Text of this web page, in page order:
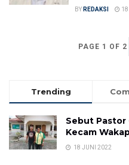
BY REDAKSI
PAGE 1 OF 2
Trending
Sebut Pastor
Kecam
18 JUNI 2022